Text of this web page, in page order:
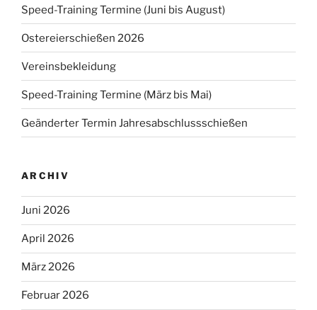
Speed-Training Termine (Juni bis August)
Ostereierschießen 2026
Vereinsbekleidung
Speed-Training Termine (März bis Mai)
Geänderter Termin Jahresabschlussschießen
ARCHIV
Juni 2026
April 2026
März 2026
Februar 2026